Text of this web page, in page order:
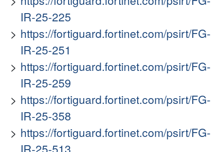
IR-25-225
https://fortiguard.fortinet.com/psirt/FG-
IR-25-251
https://fortiguard.fortinet.com/psirt/FG-
IR-25-259
https://fortiguard.fortinet.com/psirt/FG-
IR-25-358
https://fortiguard.fortinet.com/psirt/FG-